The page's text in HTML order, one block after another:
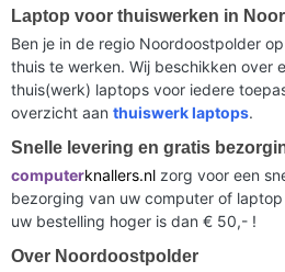
Laptop voor thuiswerken in
Ben je in de regio Noordoostpolder
thuis te werken. Wij beschikken over
thuis(werk) laptops voor iedere
overzicht aan thuiswerk laptops.
Snelle levering en gratis
computerknallers.nl zorg voor een
bezorging van uw computer of
uw bestelling hoger is dan € 50,- !
Over Noordoostpolder